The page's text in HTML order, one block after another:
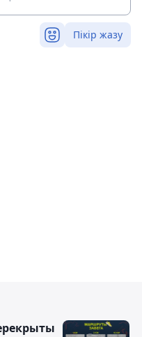
Пікір жазу